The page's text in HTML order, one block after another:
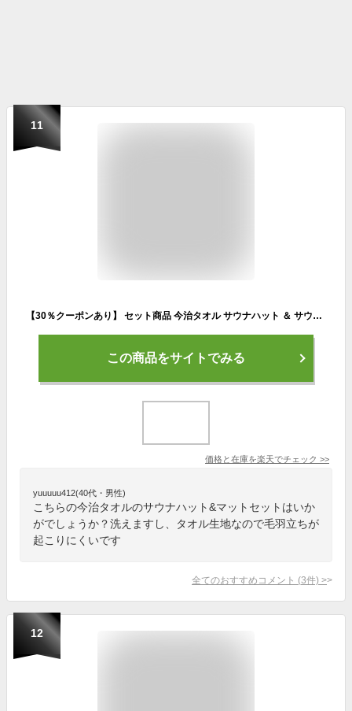
11
【30％クーポンあり】 セット商品 今治タオル サウナハット ＆ サウナマット ワッフル サウナ 帽子 今治 タオル 折りたたみ 洗える 選べる 整う サウナー サ活 温泉 岩盤浴 シート
この商品をサイトでみる
価格と在庫を楽天でチェック >>
yuuuuu412(40代・男性)
こちらの今治タオルのサウナハット&マットセットはいか
がでしょうか？洗えますし、タオル生地なので毛羽立ちが
起こりにくいです
全てのおすすめコメント (3件) >
12